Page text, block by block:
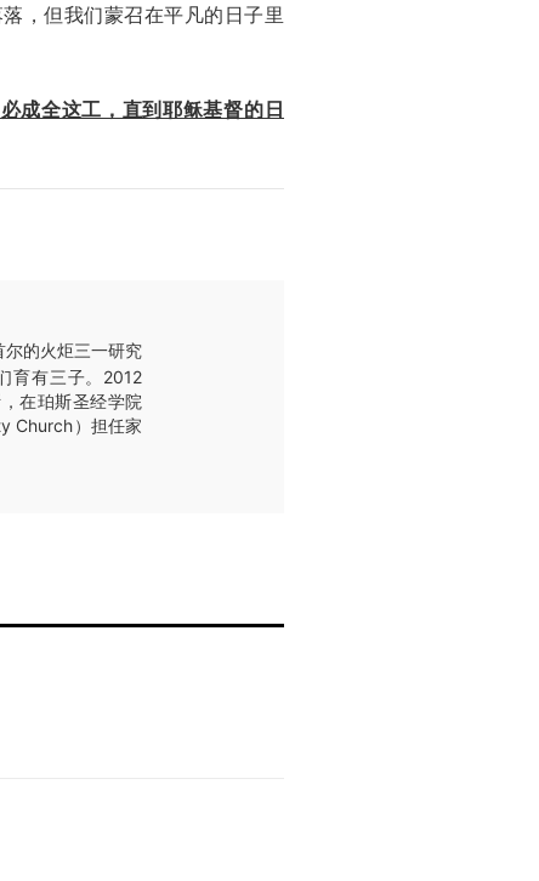
，但我们蒙召在平凡的日子里
成全这工，直到耶稣基督的日
尔的火炬三一研究
育有三子。2012
在珀斯圣经学院
Church）担任家